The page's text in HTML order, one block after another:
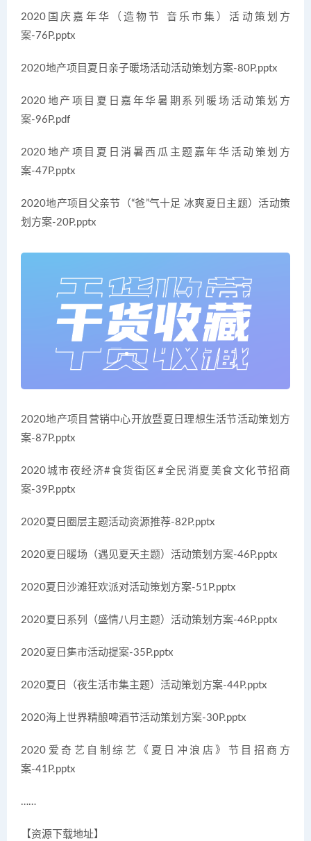
2020国庆嘉年华（造物节 音乐市集）活动策划方
案-76P.pptx
2020地产项目夏日亲子暖场活动活动策划方案-80P.pptx
2020地产项目夏日嘉年华暑期系列暖场活动策划方
案-96P.pdf
2020地产项目夏日消暑西瓜主题嘉年华活动策划方
案-47P.pptx
2020地产项目父亲节（“爸”气十足 冰爽夏日主题）活动策
划方案-20P.pptx
2020地产项目营销中心开放暨夏日理想生活节活动策划方
案-87P.pptx
2020城市夜经济#食货街区#全民消夏美食文化节招商
案-39P.pptx
2020夏日圈层主题活动资源推荐-82P.pptx
2020夏日暖场（遇见夏天主题）活动策划方案-46P.pptx
2020夏日沙滩狂欢派对活动策划方案-51P.pptx
2020夏日系列（盛情八月主题）活动策划方案-46P.pptx
2020夏日集市活动提案-35P.pptx
2020夏日（夜生活市集主题）活动策划方案-44P.pptx
2020海上世界精酿啤酒节活动策划方案-30P.pptx
2020爱奇艺自制综艺《夏日冲浪店》节目招商方
案-41P.pptx
……
【资源下载地址】